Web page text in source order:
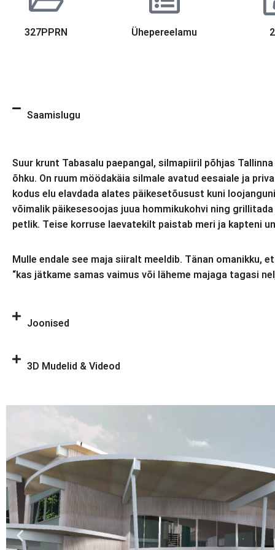
327PPRN Ühepereelamu
Saamislugu
Suur krunt Tabasalu paepangal, silmapiiril põhjas
õhku. On ruum möödakäia silmale avatud eesaiale ja
kodus elu elavdada alates päikesetõusust kuni
võimalik päikesesoojas juua hommikukohvi ning
petlik. Teise korruse laevatekilt paistab meri ja kapteni
Mulle endale see maja siiralt meeldib. Tänan omanikku,
“kas jätkame samas vaimus või läheme majaga tagasi
Joonised
3D Mudelid & Videod